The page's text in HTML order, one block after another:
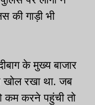
की गाड़ी भी
के मुख्य बाजार
खोल रखा था. जब
करने पहुंची तो